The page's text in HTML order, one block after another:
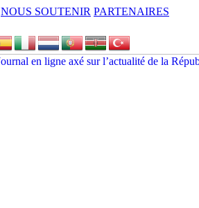
NOUS SOUTENIR PARTENAIRES